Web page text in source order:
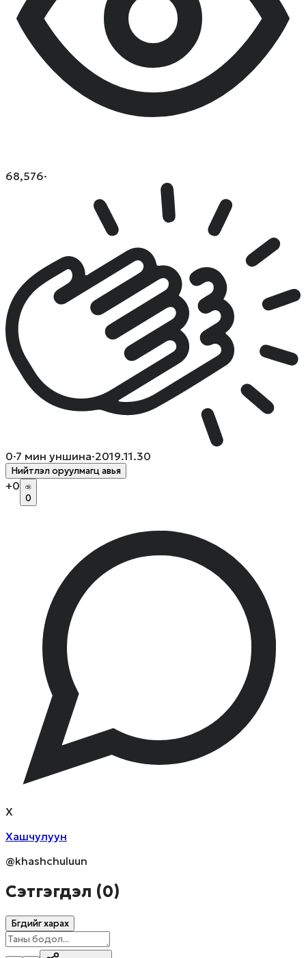
68,576·
0·7 мин уншина·2019.11.30
Нийтлэл оруулмагц авья
+0
0
Х
Хашчулуун
@khashchuluun
Сэтгэгдэл (0)
Бүгдийг харах